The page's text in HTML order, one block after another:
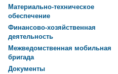
Материально-техническое
обеспечение
Финансово-хозяйственная
деятельность
Межведомственная мобильная
бригада
Документы